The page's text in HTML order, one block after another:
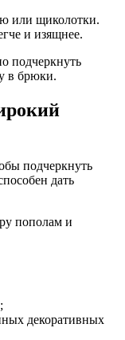
или щиколотки.
и изящнее.
подчеркнуть
в брюки.
подчеркнуть
дать
пополам и
декоративных